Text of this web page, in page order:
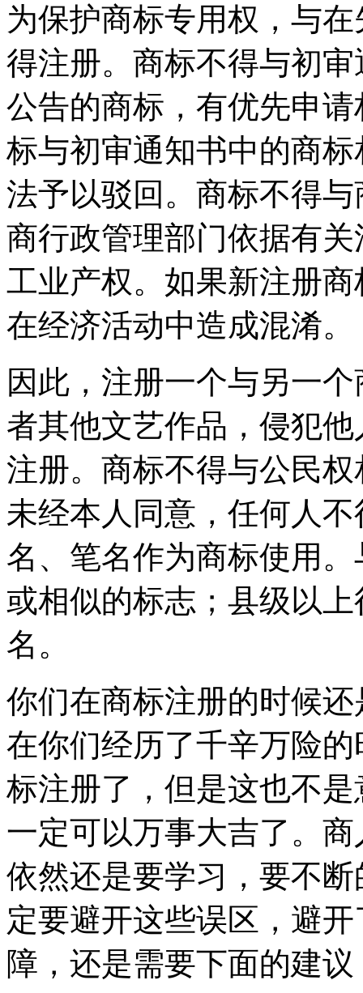
为保护商标专用权，与
得注册。商标不得与初
公告的商标，有优先申
标与初审通知书中的商
法予以驳回。商标不得
商行政管理部门依据有
工业产权。如果新注册
在经济活动中造成混淆。
因此，注册一个与另一
者其他文艺作品，侵犯
注册。商标不得与公民
未经本人同意，任何人
名、笔名作为商标使用
或相似的标志；县级以
名。
你们在商标注册的时候
在你们经历了千辛万险
标注册了，但是这也不
一定可以万事大吉了。
依然还是要学习，要不
定要避开这些误区，避
障，还是需要下面的建